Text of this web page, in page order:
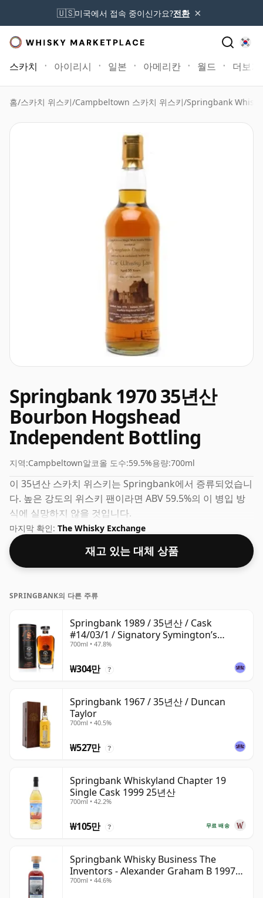
🇺🇸미국에서 접속 중이신가요?전환 ×
스카치 아이리시 일본 아메리칸 월드 더보기
홈/스카치 위스키/Campbeltown 스카치 위스키/Springbank Whisky
Springbank 1970 35년산
Bourbon Hogshead
Independent Bottling
지역:Campbeltown알코올 도수:59.5%용량:700ml
이 35년산 스카치 위스키는 Springbank에서 증류되었습니
다. 높은 강도의 위스키 팬이라면 ABV 59.5%의 이 병입 방
식에 실망하지 않을 것입니다.
마지막 확인: The Whisky Exchange
재고 있는 대체 상품
SPRINGBANK의 다른 주류
Springbank 1989 / 35년산 / Cask
#14/03/1 / Signatory Symington’s
Choice
700ml • 47.8%
₩304만 ?
Springbank 1967 / 35년산 / Duncan
Taylor
700ml • 40.5%
₩527만 ?
Springbank Whiskyland Chapter 19
Single Cask 1999 25년산
700ml • 42.2%
무료 배송
₩105만 ?
Springbank Whisky Business The
Inventors - Alexander Graham B 1997
28년산
700ml • 44.6%